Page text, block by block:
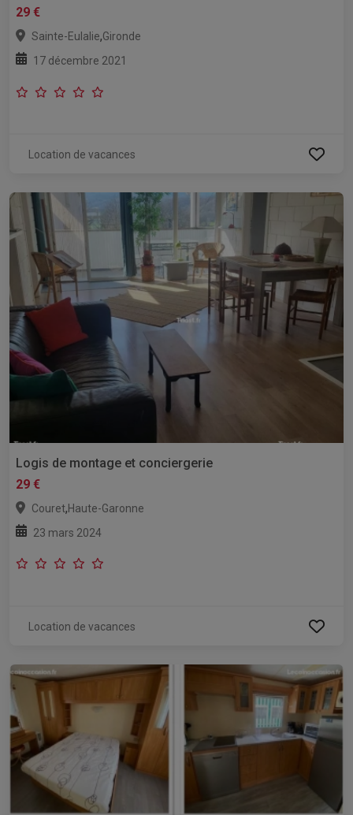
29 €
Sainte-Eulalie,Gironde
17 décembre 2021
Location de vacances
Logis de montage et conciergerie
29 €
Couret,Haute-Garonne
23 mars 2024
Location de vacances